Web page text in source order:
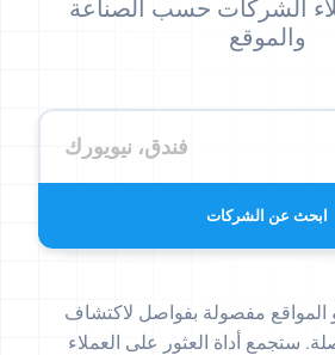
الشركات حسب الصناعة
والموقع
ابحث عن الشركات
المواقع مفصولة بفواصل لاكتشاف
ستجمع أداة العثور على العملاء